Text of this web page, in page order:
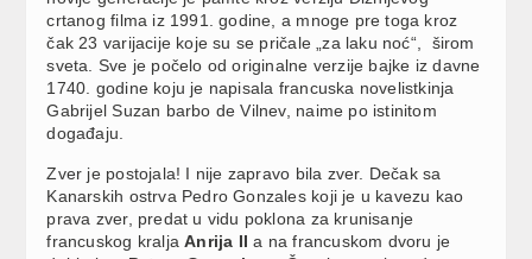
crtanog filma iz 1991. godine, a mnoge pre toga kroz
čak 23 varijacije koje su se pričale „za laku noć“, širom
sveta. Sve je počelo od originalne verzije bajke iz davne
1740. godine koju je napisala francuska novelistkinja
Gabrijel Suzan barbo de Vilnev, naime po istinitom
događaju.
Zver je postojala! I nije zapravo bila zver. Dečak sa
Kanarskih ostrva Pedro Gonzales koji je u kavezu kao
prava zver, predat u vidu poklona za krunisanje
francuskog kraljaAnrija II a na francuskom dvoru je